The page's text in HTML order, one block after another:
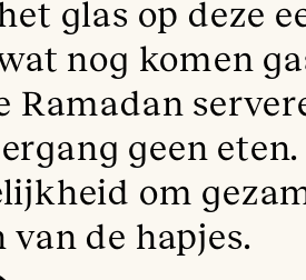
glas op deze
nog komen
Ramadan
geen
om
van de hapjes.